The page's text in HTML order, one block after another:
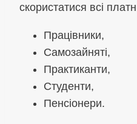
скористатися всі
Працівники,
Самозайняті,
Практиканти,
Студенти,
Пенсіонери.